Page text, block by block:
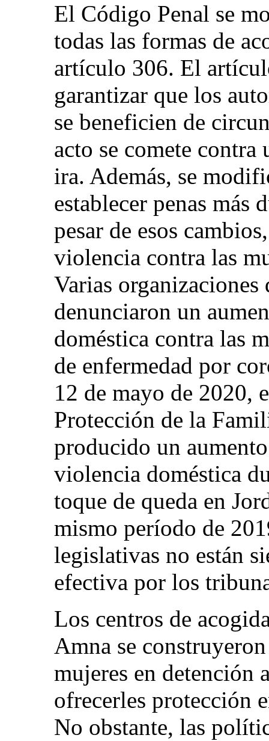
El Código Penal se
todas las formas de
artículo 306. El
garantizar que los
se beneficien de
acto se comete contra
ira. Además, se
establecer penas más
pesar de esos
violencia contra las
Varias
denunciaron un
doméstica contra las
de enfermedad por
12 de mayo de 2020,
Protección de la
producido un
violencia doméstica
toque de queda en
mismo período de
legislativas no están
efectiva por los
Los centros de
Amna se
mujeres en detención
ofrecerles protección
No obstante, las